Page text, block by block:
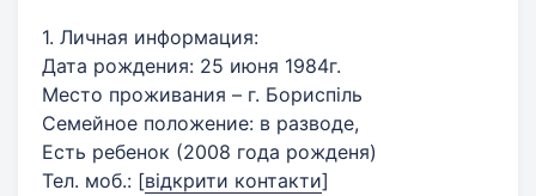
1. Личная информация:
Дата рождения: 25 июня 1984г.
Место проживания – г. Бориспіль
Семейное положение: в разводе,
Есть ребенок (2008 года рожденя)
Тел. моб.: [відкрити контакти]